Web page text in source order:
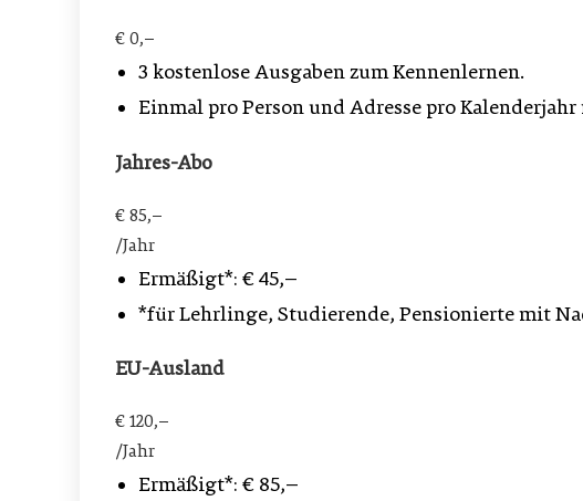
€ 0,–
3 kostenlose Ausgaben zum Kennenlernen.
Einmal pro Person und Adresse pro
Jahres-Abo
€ 85,–
/Jahr
Ermäßigt*: € 45,–
*für Lehrlinge, Studierende, Pensionierte mit
EU-Ausland
€ 120,–
/Jahr
Ermäßigt*: € 85,–